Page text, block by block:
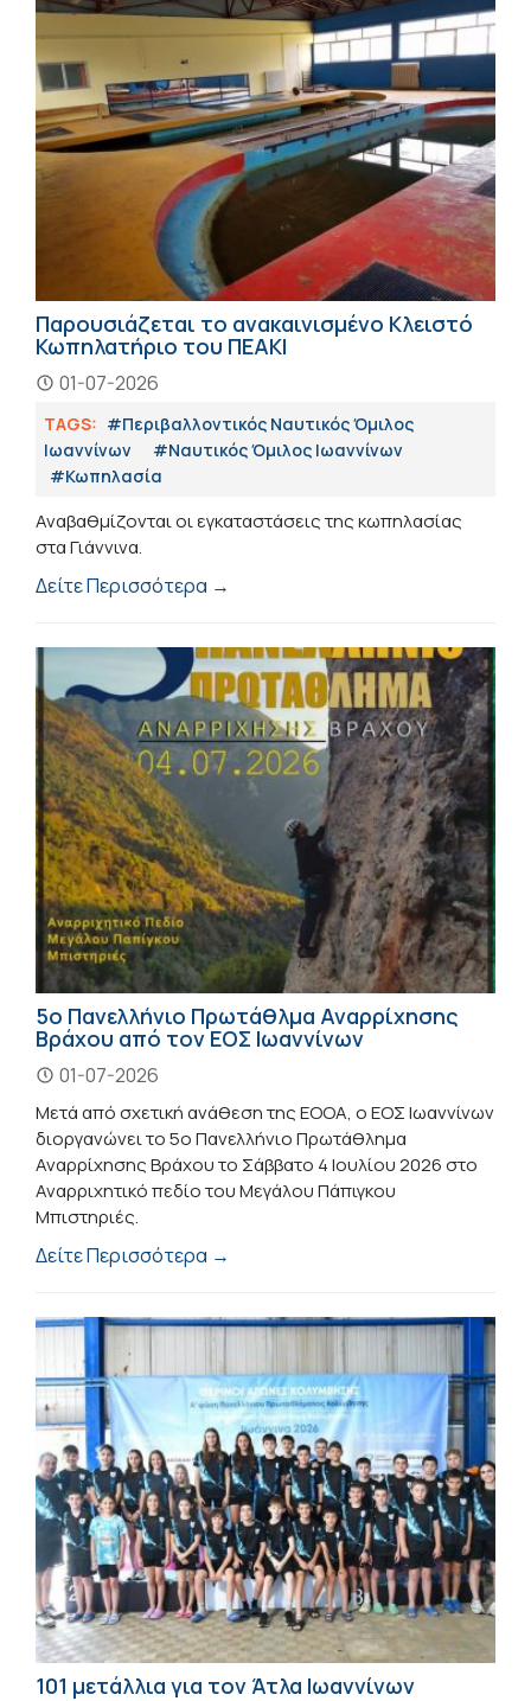
Παρουσιάζεται το ανακαινισμένο Κλειστό
Κωπηλατήριο του ΠΕΑΚΙ
01-07-2026
TAGS: #Περιβαλλοντικός Ναυτικός Όμιλος
Ιωαννίνων
#Ναυτικός Όμιλος Ιωαννίνων
#Κωπηλασία
Αναβαθμίζονται οι εγκαταστάσεις της κωπηλασίας
στα Γιάννινα.
Δείτε Περισσότερα →
5ο Πανελλήνιο Πρωτάθλμα Αναρρίχησης
Βράχου από τον ΕΟΣ Ιωαννίνων
01-07-2026
Μετά από σχετική ανάθεση της ΕΟΟΑ, ο ΕΟΣ Ιωαννίνων
διοργανώνει το 5ο Πανελλήνιο Πρωτάθλημα
Αναρρίχησης Βράχου το Σάββατο 4 Ιουλίου 2026 στο
Αναρριχητικό πεδίο του Μεγάλου Πάπιγκου
Μπιστηριές.
Δείτε Περισσότερα →
101 μετάλλια για τον Άτλα Ιωαννίνων